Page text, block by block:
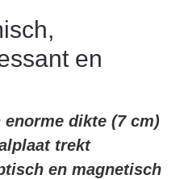
en
dikte (7 cm)
trekt
en magnetisch